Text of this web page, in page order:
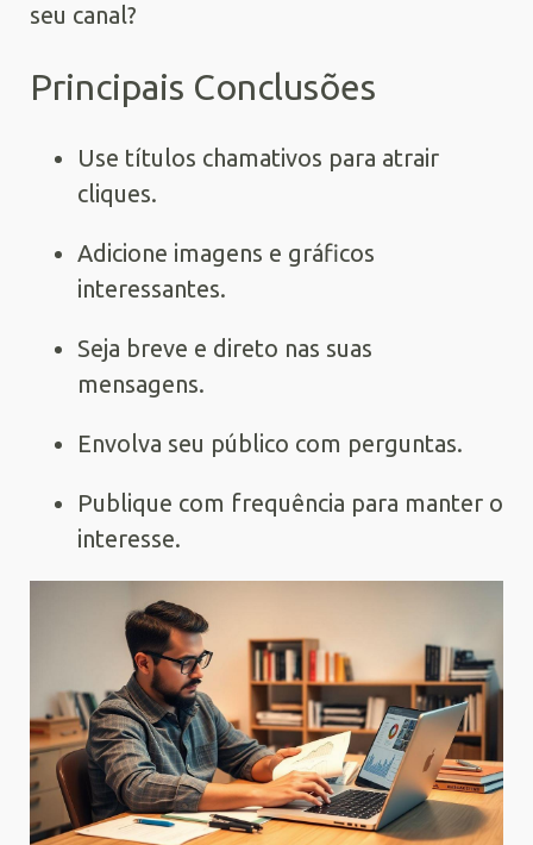
seu canal?
Principais Conclusões
Use títulos chamativos para atrair
cliques.
Adicione imagens e gráficos
interessantes.
Seja breve e direto nas suas
mensagens.
Envolva seu público com perguntas.
Publique com frequência para manter o
interesse.